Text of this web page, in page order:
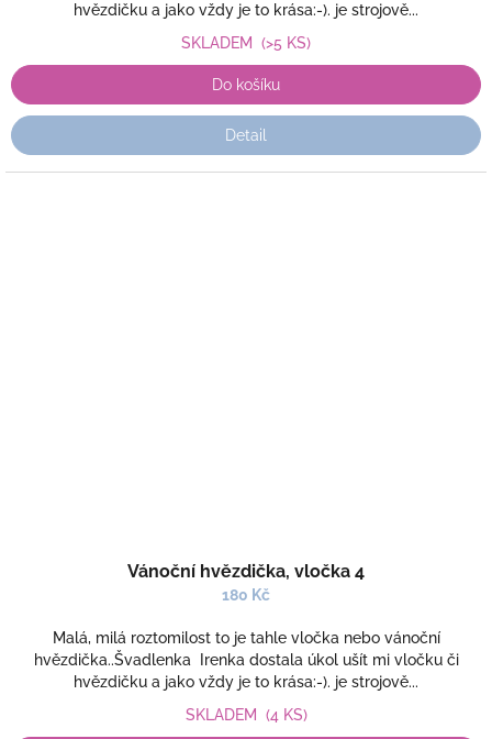
hvězdičku a jako vždy je to krása:-). je strojově...
SKLADEM (>5 KS)
Do košíku
Detail
Vánoční hvězdička, vločka 4
180 Kč
Malá, milá roztomilost to je tahle vločka nebo vánoční
hvězdička..Švadlenka Irenka dostala úkol ušít mi vločku či
hvězdičku a jako vždy je to krása:-). je strojově...
SKLADEM (4 KS)